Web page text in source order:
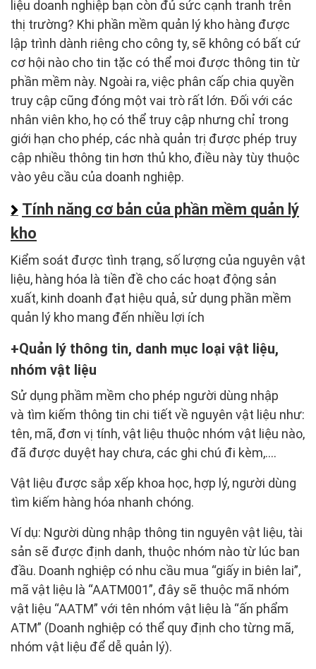
liệu doanh nghiệp bạn còn đủ sức cạnh tranh trên
thị trường? Khi phần mềm quản lý kho hàng được
lập trình dành riêng cho công ty, sẽ không có bất cứ
cơ hội nào cho tin tặc có thể moi được thông tin từ
phần mềm này. Ngoài ra, việc phân cấp chia quyền
truy cập cũng đóng một vai trò rất lớn. Đối với các
nhân viên kho, họ có thể truy cập nhưng chỉ trong
giới hạn cho phép, các nhà quản trị được phép truy
cập nhiều thông tin hơn thủ kho, điều này tùy thuộc
vào yêu cầu của doanh nghiệp.
Tính năng cơ bản của phần mềm quản lý
kho
Kiểm soát được tình trạng, số lượng của nguyên vật
liệu, hàng hóa là tiền đề cho các hoạt động sản
xuất, kinh doanh đạt hiệu quả, sử dụng phần mềm
quản lý kho mang đến nhiều lợi ích
Quản lý thông tin, danh mục loại vật liệu,
nhóm vật liệu
Sử dụng phầm mềm cho phép người dùng nhập
và tìm kiếm thông tin chi tiết về nguyên vật liệu như:
tên, mã, đơn vị tính, vật liệu thuộc nhóm vật liệu nào,
đã được duyệt hay chưa, các ghi chú đi kèm,….
Vật liệu được sắp xếp khoa học, hợp lý, người dùng
tìm kiếm hàng hóa nhanh chóng.
Ví dụ: Người dùng nhập thông tin nguyên vật liệu, tài
sản sẽ được định danh, thuộc nhóm nào từ lúc ban
đầu. Doanh nghiệp có nhu cầu mua “giấy in biên lai”,
mã vật liệu là “AATM001”, đây sẽ thuộc mã nhóm
vật liệu “AATM” với tên nhóm vật liệu là “ấn phẩm
ATM” (Doanh nghiệp có thể quy định cho từng mã,
nhóm vật liệu để dễ quản lý).